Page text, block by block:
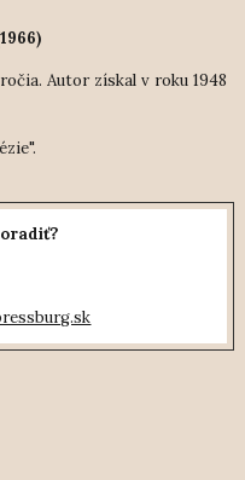
Autor získal v roku 1948